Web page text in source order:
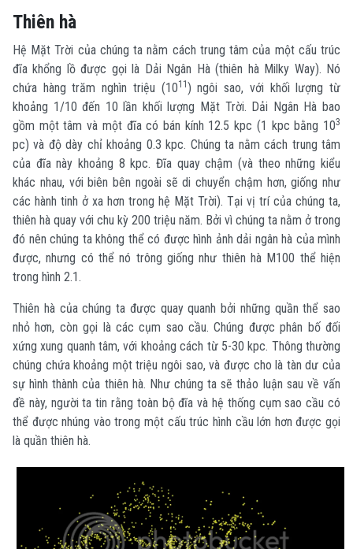
Thiên hà
Hệ Mặt Trời của chúng ta nằm cách trung tâm của một cấu trúc
đĩa khổng lồ được gọi là Dải Ngân Hà (thiên hà Milky Way). Nó
chứa hàng trăm nghìn triệu (1011 ) ngôi sao, với khối lượng từ
khoảng 1/10 đến 10 lần khối lượng Mặt Trời. Dải Ngân Hà bao
gồm một tâm và một đĩa có bán kính 12.5 kpc (1 kpc bằng 103
pc) và độ dày chỉ khoảng 0.3 kpc. Chúng ta nằm cách trung tâm
của đĩa này khoảng 8 kpc. Đĩa quay chậm (và theo những kiểu
khác nhau, với biên bên ngoài sẽ di chuyển chậm hơn, giống như
các hành tinh ở xa hơn trong hệ Mặt Trời). Tại vị trí của chúng ta,
thiên hà quay với chu kỳ 200 triệu năm. Bởi vì chúng ta nằm ở trong
đó nên chúng ta không thể có được hình ảnh dải ngân hà của mình
được, nhưng có thể nó trông giống như thiên hà M100 thể hiện
trong hình 2.1.
Thiên hà của chúng ta được quay quanh bởi những quần thể sao
nhỏ hơn, còn gọi là các cụm sao cầu. Chúng được phân bố đối
xứng xung quanh tâm, với khoảng cách từ 5-30 kpc. Thông thường
chúng chứa khoảng một triệu ngôi sao, và được cho là tàn dư của
sự hình thành của thiên hà. Như chúng ta sẽ thảo luận sau về vấn
đề này, người ta tin rằng toàn bộ đĩa và hệ thống cụm sao cầu có
thể được nhúng vào trong một cấu trúc hình cầu lớn hơn được gọi
là quần thiên hà.